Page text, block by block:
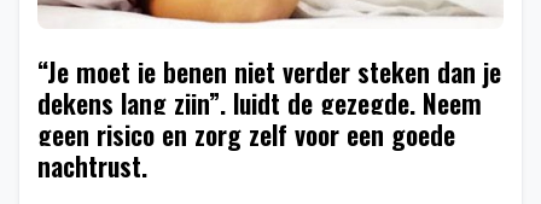
“Je moet je benen niet verder steken dan je
dekens lang zijn”, luidt de gezegde. Neem
geen risico en zorg zelf voor een goede
nachtrust.